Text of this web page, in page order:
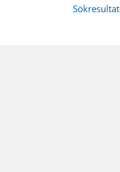
Sökresultat